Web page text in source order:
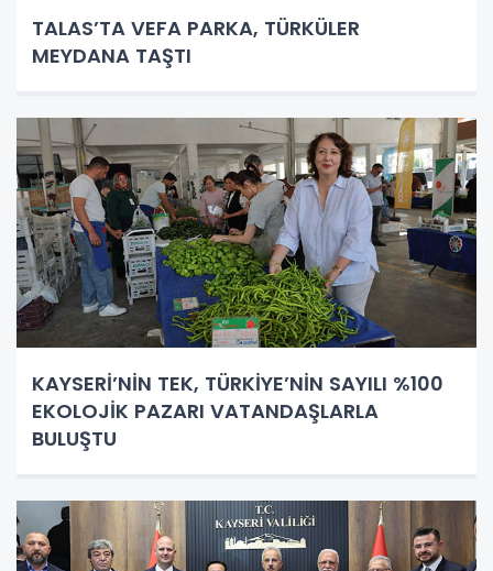
TALAS’TA VEFA PARKA, TÜRKÜLER
MEYDANA TAŞTI
KAYSERİ’NİN TEK, TÜRKİYE’NİN SAYILI %100
EKOLOJİK PAZARI VATANDAŞLARLA
BULUŞTU